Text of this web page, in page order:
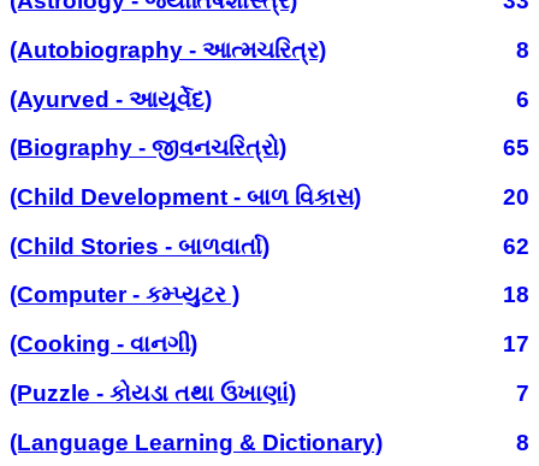
(Autobiography - આત્મચરિત્ર)
8
(Ayurved - આયૂર્વેદ)
6
(Biography - જીવનચરિત્રો)
65
(Child Development - બાળ વિકાસ)
20
(Child Stories - બાળવાર્તા)
62
(Computer - કમ્પ્યુટર )
18
(Cooking - વાનગી)
17
(Puzzle - કોયડા તથા ઉખાણાં)
7
(Language Learning & Dictionary)
8